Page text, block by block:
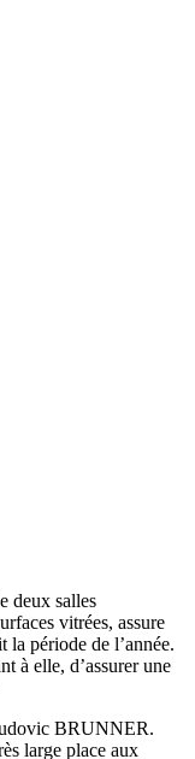
deux salles
vitrées, assure
période de l’année.
à elle, d’assurer une
BRUNNER.
large place aux